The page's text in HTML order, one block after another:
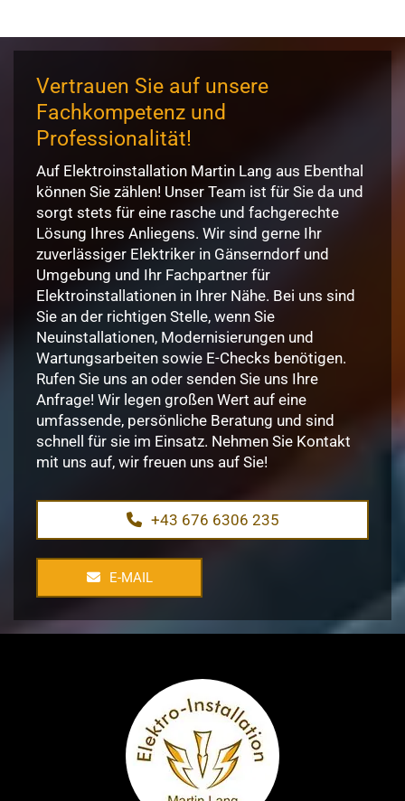
Vertrauen Sie auf unsere
Fachkompetenz und
Professionalität!
Auf Elektroinstallation Martin Lang aus Ebenthal
können Sie zählen! Unser Team ist für Sie da und
sorgt stets für eine rasche und fachgerechte
Lösung Ihres Anliegens. Wir sind gerne Ihr
zuverlässiger Elektriker in Gänserndorf und
Umgebung und Ihr Fachpartner für
Elektroinstallationen in Ihrer Nähe. Bei uns sind
Sie an der richtigen Stelle, wenn Sie
Neuinstallationen, Modernisierungen und
Wartungsarbeiten sowie E-Checks benötigen.
Rufen Sie uns an oder senden Sie uns Ihre
Anfrage! Wir legen großen Wert auf eine
umfassende, persönliche Beratung und sind
schnell für sie im Einsatz. Nehmen Sie Kontakt
mit uns auf, wir freuen uns auf Sie!
+43 676 6306 235
E-MAIL